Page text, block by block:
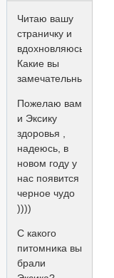
Читаю вашу
страничку и
вдохновляюсь!
Какие вы
замечательные!!!
Пожелаю вам
и Эксику
здоровья ,
надеюсь, в
новом году у
нас появится
черное чудо
))))
С какого
питомника вы
брали